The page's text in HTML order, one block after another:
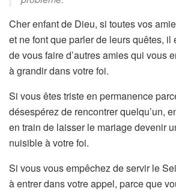
Cher enfant de Dieu, si toutes vos
et ne font que parler de leurs quêtes, il
de vous faire d’autres amies qui vous
à grandir dans votre foi.
Si vous êtes triste en permanence
désespérez de rencontrer quelqu’un,
en train de laisser le mariage devenir
nuisible à votre foi.
Si vous vous empêchez de servir le
à entrer dans votre appel, parce que